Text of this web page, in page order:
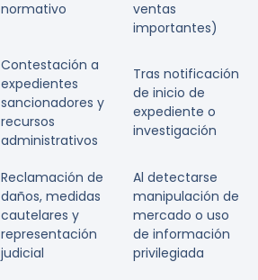
normativo
ventas
importantes)
Contestación a
expedientes
sancionadores y
recursos
administrativos
Tras notificación
de inicio de
expediente o
investigación
Reclamación de
daños, medidas
cautelares y
representación
judicial
Al detectarse
manipulación de
mercado o uso
de información
privilegiada